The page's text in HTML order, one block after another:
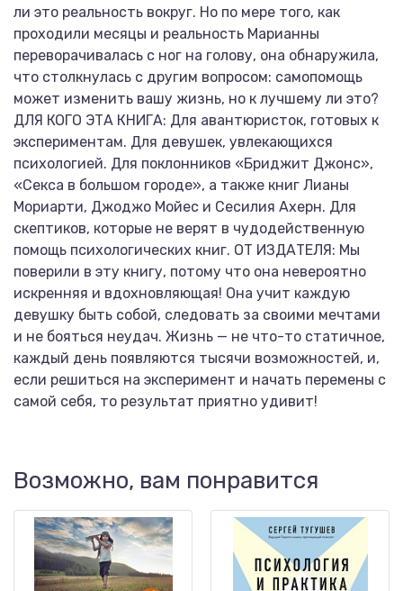
ли это реальность вокруг. Но по мере того, как
проходили месяцы и реальность Марианны
переворачивалась с ног на голову, она обнаружила,
что столкнулась с другим вопросом: самопомощь
может изменить вашу жизнь, но к лучшему ли это?
ДЛЯ КОГО ЭТА КНИГА: Для авантюристок, готовых к
экспериментам. Для девушек, увлекающихся
психологией. Для поклонников «Бриджит Джонс»,
«Секса в большом городе», а также книг Лианы
Мориарти, Джоджо Мойес и Сесилия Ахерн. Для
скептиков, которые не верят в чудодейственную
помощь психологических книг. ОТ ИЗДАТЕЛЯ: Мы
поверили в эту книгу, потому что она невероятно
искренняя и вдохновляющая! Она учит каждую
девушку быть собой, следовать за своими мечтами
и не бояться неудач. Жизнь — не что-то статичное,
каждый день появляются тысячи возможностей, и,
если решиться на эксперимент и начать перемены с
самой себя, то результат приятно удивит!
Возможно, вам понравится